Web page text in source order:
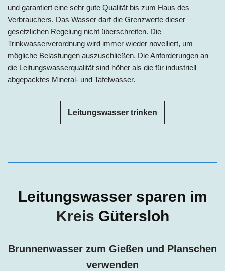
und garantiert eine sehr gute Qualität bis zum Haus des
Verbrauchers. Das Wasser darf die Grenzwerte dieser
gesetzlichen Regelung nicht überschreiten. Die
Trinkwasserverordnung wird immer wieder novelliert, um
mögliche Belastungen auszuschließen. Die Anforderungen an
die Leitungswasserqualität sind höher als die für industriell
abgepacktes Mineral- und Tafelwasser.
Leitungswasser trinken
Leitungswasser sparen im
Kreis Gütersloh
Brunnenwasser zum Gießen und Planschen
verwenden